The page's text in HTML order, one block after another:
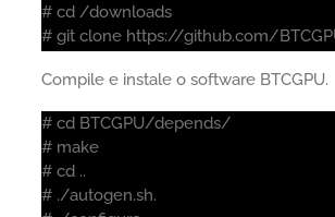
# cd /downloads
# git clone https://github.com/
Compile e instale o software BTCGPU.
# cd BTCGPU/depends/
# make
# cd ..
# ./autogen.sh.